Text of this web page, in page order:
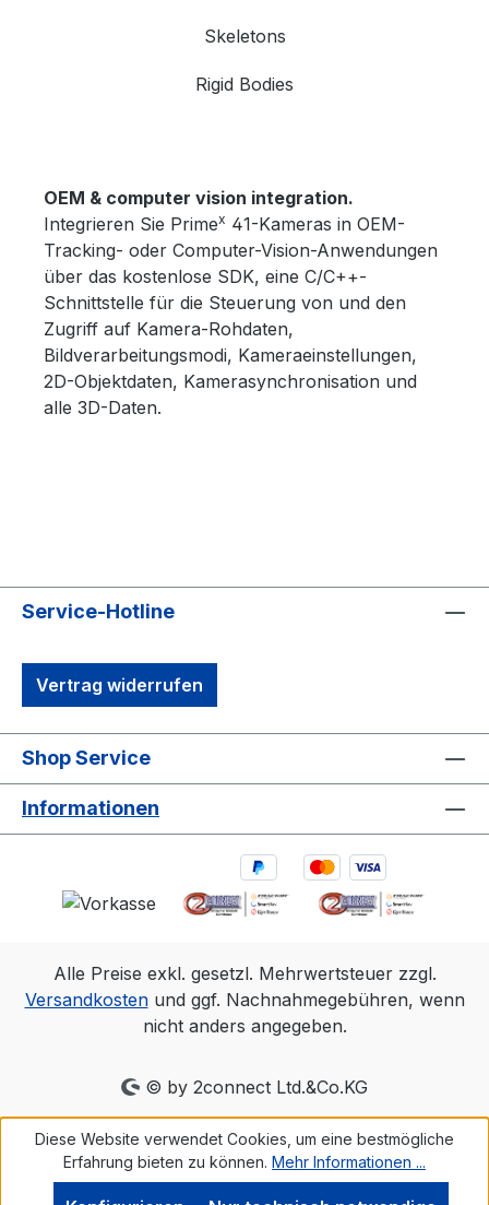
Skeletons
Rigid Bodies
OEM & computer vision integration.
Integrieren Sie Primex 41-Kameras in OEM-
Tracking- oder Computer-Vision-Anwendungen
über das kostenlose SDK, eine C/C++-
Schnittstelle für die Steuerung von und den
Zugriff auf Kamera-Rohdaten,
Bildverarbeitungsmodi, Kameraeinstellungen,
2D-Objektdaten, Kamerasynchronisation und
alle 3D-Daten.
Service-Hotline
Vertrag widerrufen
Shop Service
Informationen
Alle Preise exkl. gesetzl. Mehrwertsteuer zzgl.
Versandkostenund ggf. Nachnahmegebühren, wenn
nicht anders angegeben.
© by 2connect Ltd.&Co.KG
Diese Website verwendet Cookies, um eine bestmögliche
Erfahrung bieten zu können. Mehr Informationen ...